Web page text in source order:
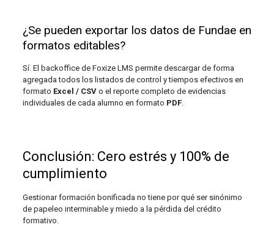
¿Se pueden exportar los datos de Fundae en
formatos editables?
Sí. El backoffice de Foxize LMS permite descargar de forma
agregada todos los listados de control y tiempos efectivos en
formato Excel / CSVo el reporte completo de evidencias
individuales de cada alumno en formato PDF.
Conclusión: Cero estrés y 100% de
cumplimiento
Gestionar formación bonificada no tiene por qué ser sinónimo
de papeleo interminable y miedo a la pérdida del crédito
formativo.